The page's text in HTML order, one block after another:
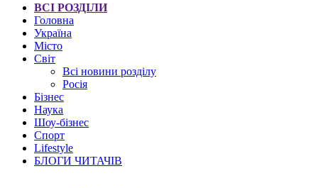
ВСІ РОЗДІЛИ
Головна
Україна
Місто
Світ
Всі новини розділу
Росія
Бізнес
Наука
Шоу-бізнес
Спорт
Lifestyle
БЛОГИ ЧИТАЧІВ